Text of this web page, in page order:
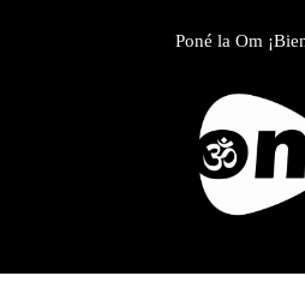
Poné la Om